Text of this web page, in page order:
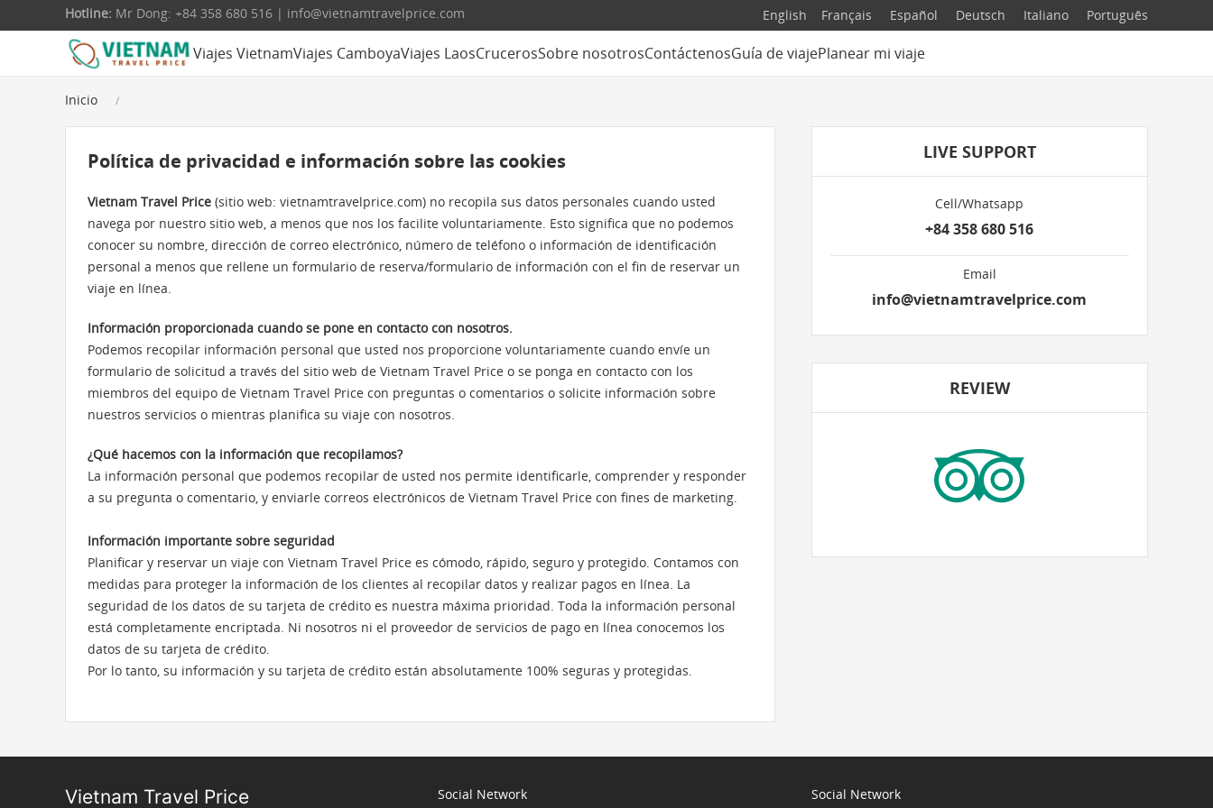
Hotline: Mr Dong: +84 358 680 516 | info@vietnamtravelprice.com English Français Español Deutsch Italiano Português
Viajes VietnamViajes CamboyaViajes LaosCrucerosSobre nosotrosContáctenosGuía de viajePlanear mi viaje
Inicio
Política de privacidad e información sobre las cookies
Vietnam Travel Price (sitio web: vietnamtravelprice.com) no recopila sus datos personales cuando usted
navega por nuestro sitio web, a menos que nos los facilite voluntariamente. Esto significa que no podemos
conocer su nombre, dirección de correo electrónico, número de teléfono o información de identificación
personal a menos que rellene un formulario de reserva/formulario de información con el fin de reservar un
viaje en línea.
Información proporcionada cuando se pone en contacto con nosotros.
Podemos recopilar información personal que usted nos proporcione voluntariamente cuando envíe un
formulario de solicitud a través del sitio web de Vietnam Travel Price o se ponga en contacto con los
miembros del equipo de Vietnam Travel Price con preguntas o comentarios o solicite información sobre
nuestros servicios o mientras planifica su viaje con nosotros.
¿Qué hacemos con la información que recopilamos?
La información personal que podemos recopilar de usted nos permite identificarle, comprender y responder
a su pregunta o comentario, y enviarle correos electrónicos de Vietnam Travel Price con fines de marketing.
Información importante sobre seguridad
Planificar y reservar un viaje con Vietnam Travel Price es cómodo, rápido, seguro y protegido. Contamos con
medidas para proteger la información de los clientes al recopilar datos y realizar pagos en línea. La
seguridad de los datos de su tarjeta de crédito es nuestra máxima prioridad. Toda la información personal
está completamente encriptada. Ni nosotros ni el proveedor de servicios de pago en línea conocemos los
datos de su tarjeta de crédito.
Por lo tanto, su información y su tarjeta de crédito están absolutamente 100% seguras y protegidas.
LIVE SUPPORT
Cell/Whatsapp
+84 358 680 516
Email
info@vietnamtravelprice.com
REVIEW
Vietnam Travel Price Social Network Social Network